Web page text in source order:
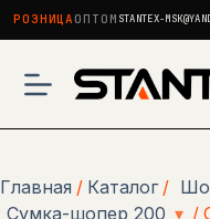
РОЗНИЦА ОПТОМ STANTEX-
сути
Главная / Каталог /
Сумка-шопер 200 ▾ /